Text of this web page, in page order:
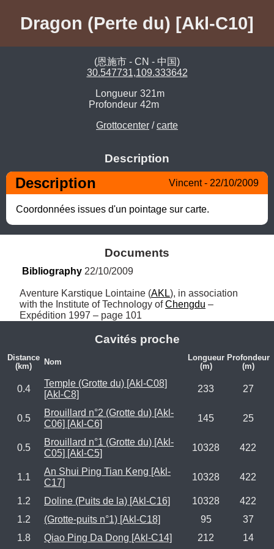
Dragon (Perte du) [Akl-C10]
(恩施市 - CN - 中国)
30.547731,109.333642
Longueur 321m
Profondeur 42m
Grottocenter /carte
Description
Description Vincent - 22/10/2009
Coordonnées issues d'un pointage sur carte.
Documents
Bibliography 22/10/2009
Aventure Karstique Lointaine (AKL), in association
with the Institute of Technology of Chengdu –
Expédition 1997 – page 101
Cavités proche
Distance
(km)
Nom
Longueur
(m)
Profondeur
(m)
0.4
Temple (Grotte du) [Akl-C08]
[Akl-C8]
233 27
0.5
Brouillard n°2 (Grotte du) [Akl-
C06] [Akl-C6]
145 25
0.5
Brouillard n°1 (Grotte du) [Akl-
C05] [Akl-C5]
10328 422
1.1
An Shui Ping Tian Keng [Akl-
C17]
10328 422
1.2 Doline (Puits de la) [Akl-C16] 10328
422
1.2
(Grotte-puits n°1) [Akl-C18] 95
37
1.8
Qiao Ping Da Dong [Akl-C14] 212 14